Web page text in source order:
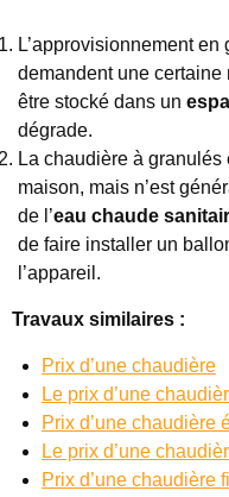
L’approvisionnement
demandent une certaine
être stocké dans un
dégrade.
La chaudière à granulés
maison, mais n’est
de l’eau chaude
de faire installer un
l’appareil.
Travaux similaires :
Prix d’une chaudière
Le prix d’une
Prix d’une chaudière
Le prix d’une
Prix d’une chaudière